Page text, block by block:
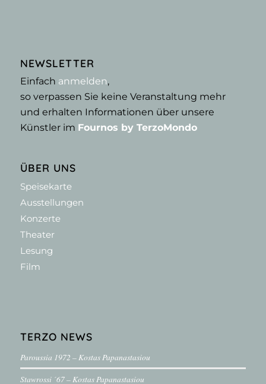
NEWSLETTER
Einfach anmelden,
so verpassen Sie keine Veranstaltung mehr
und erhalten Informationen über unsere
Künstler im Fournos by TerzoMondo
ÜBER UNS
Speisekarte
Ausstellungen
Konzerte
Theater
Lesung
Film
TERZO NEWS
Paroussia 1972 – Kostas Papanastasiou
Stawrossi ´67 – Kostas Papanastasiou